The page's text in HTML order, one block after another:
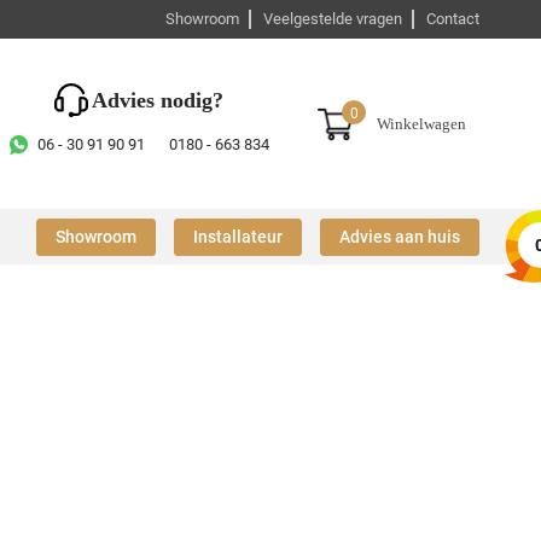
Showroom Veelgestelde vragen Contact
Advies nodig?
06 - 30 91 90 91 0180 - 663 834
0
Winkelwagen
Showroom Installateur Advies aan huis